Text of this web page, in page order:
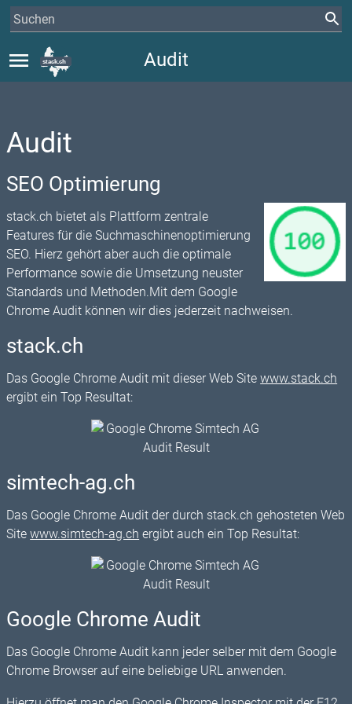
menu Audit
Audit
SEO Optimierung
stack.ch bietet als Plattform zentrale
Features für die Suchmaschinenoptimierung
SEO. Hierz gehört aber auch die optimale
Performance sowie die Umsetzung neuster
Standards und Methoden.Mit dem Google
Chrome Audit können wir dies jederzeit nachweisen.
stack.ch
Das Google Chrome Audit mit dieser Web Sitewww.stack.ch
ergibt ein Top Resultat:
simtech-ag.ch
Das Google Chrome Audit der durch stack.ch gehosteten Web
Sitewww.simtech-ag.ch ergibt auch ein Top Resultat:
Google Chrome Audit
Das Google Chrome Audit kann jeder selber mit dem Google
Chrome Browser auf eine beliebige URL anwenden.